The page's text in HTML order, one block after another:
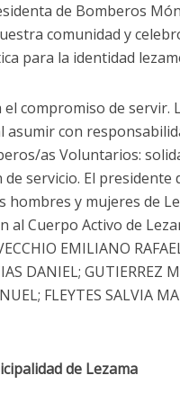
de Bomberos
comunidad y
para la identidad
compromiso de servir.
asumir con
as Voluntarios:
servicio. El
y mujeres de
Cuerpo Activo de
EMILIANO
DANIEL; GUTIERREZ
FLEYTES SALVIA
de Lezama